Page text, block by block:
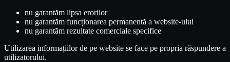
nu garantăm lipsa erorilor
nu garantăm funcționarea permanentă a website-ului
nu garantăm rezultate comerciale specifice
Utilizarea informațiilor de pe website se face pe propria răspundere a
utilizatorului.